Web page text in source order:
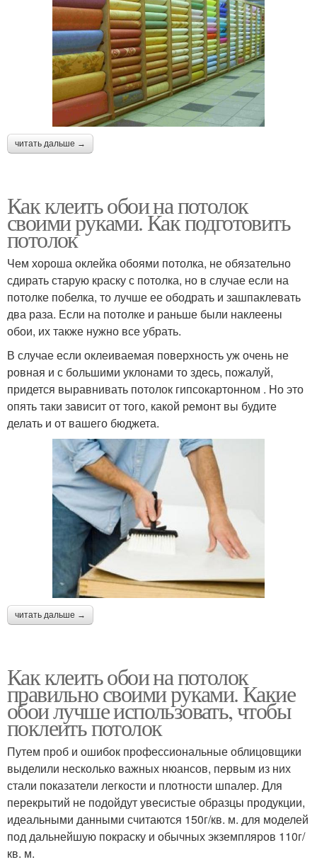
читать дальше →
Как клеить обои на потолок
своими руками. Как подготовить
потолок
Чем хороша оклейка обоями потолка, не обязательно
сдирать старую краску с потолка, но в случае если на
потолке побелка, то лучше ее ободрать и зашпаклевать
два раза. Если на потолке и раньше были наклеены
обои, их также нужно все убрать.
В случае если оклеиваемая поверхность уж очень не
ровная и с большими уклонами то здесь, пожалуй,
придется выравнивать потолок гипсокартонном . Но это
опять таки зависит от того, какой ремонт вы будите
делать и от вашего бюджета.
читать дальше →
Как клеить обои на потолок
правильно своими руками. Какие
обои лучше использовать, чтобы
поклеить потолок
Путем проб и ошибок профессиональные облицовщики
выделили несколько важных нюансов, первым из них
стали показатели легкости и плотности шпалер. Для
перекрытий не подойдут увесистые образцы продукции,
идеальными данными считаются 150г/кв. м. для моделей
под дальнейшую покраску и обычных экземпляров 110г/
кв. м.